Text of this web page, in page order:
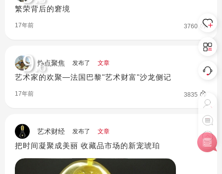
繁荣背后的窘境
17年前 3760
热点聚焦 发布了 文章
艺术家的欢聚—法国巴黎"艺术财富"沙龙侧记
9.6
17年前 3835
艺术财经 发布了 文章
把时间凝聚成美丽 收藏品市场的新宠琥珀